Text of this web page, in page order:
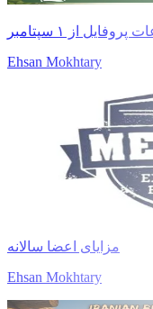
از ۱ سپتامبر
Ehsan Mokhtary
مزایای اعضا سالانه
Ehsan Mokhtary